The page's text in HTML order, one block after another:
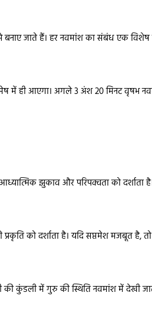
जाते हैं। हर नवमांश का संबंध एक विशेष
में ही आएगा। अगले 3 अंश 20 मिनट वृषभ
झुकाव और परिपक्वता को दर्शाता
को दर्शाता है। यदि सप्तमेश मजबूत है,
कुंडली में गुरु की स्थिति नवमांश में देखी